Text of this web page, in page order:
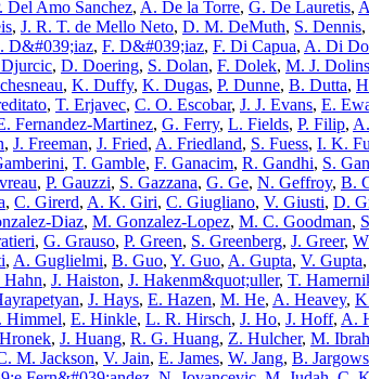
Del Amo Sanchez, A. De la Torre, G. De Lauretis,
, J. R. T. de Mello Neto, D. M. DeMuth, S. Dennis,
D&#039;iaz, F. D&#039;iaz, F. Di Capua, A. Di
, D. Doering, S. Dolan, F. Dolek, M. J.
, K. Duffy, K. Dugas, P. Dunne, B. Dutta,
, T. Erjavec, C. O. Escobar, J. J. Evans, E.
Fernandez-Martinez, G. Ferry, L. Fields, P. Filip,
, J. Freeman, J. Fried, A. Friedland, S. Fuess, I. K.
, T. Gamble, F. Ganacim, R. Gandhi, S.
, P. Gauzzi, S. Gazzana, G. Ge, N. Geffroy, B.
, C. Girerd, A. K. Giri, C. Giugliano, V. Giusti, D.
Diaz, M. Gonzalez-Lopez, M. C. Goodman,
, G. Grauso, P. Green, S. Greenberg, J. Greer,
, A. Guglielmi, B. Guo, Y. Guo, A. Gupta, V. Gupta,
Hahn, J. Haiston, J. Hakenm&quot;uller, T.
, J. Hays, E. Hazen, M. He, A. Heavey,
Himmel, E. Hinkle, L. R. Hirsch, J. Ho, J. Hoff, A.
, J. Huang, R. G. Huang, Z. Hulcher, M.
M. Jackson, V. Jain, E. James, W. Jang, B.